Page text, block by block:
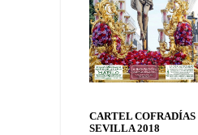
CARTEL COFRADÍAS
SEVILLA 2018